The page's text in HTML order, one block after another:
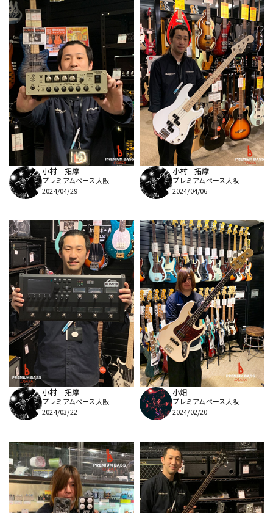
エフェクター
DJ機器 DTM
DTM オンライン納品 レコーディング機器
配信/ライブ機器 楽器アクセサリ
中古 ヴィンテージ
小村 拓摩
プレミアムベース大阪
2024/04/29
小村 拓摩
プレミアムベース大阪
2024/04/06
小村 拓摩
プレミアムベース大阪
2024/03/22
小畑
プレミアムベース大阪
2024/02/20